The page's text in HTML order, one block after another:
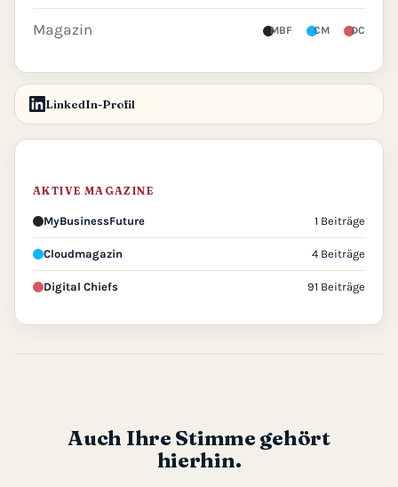
Magazin MBF CM DC
LinkedIn-Profil
AKTIVE MAGAZINE
MyBusinessFuture 1 Beiträge
Cloudmagazin 4 Beiträge
Digital Chiefs 91 Beiträge
Auch Ihre Stimme gehört
hierhin.